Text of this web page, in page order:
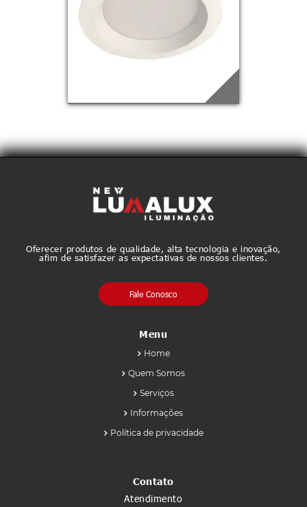
EDQ-77
Saiba mais
Oferecer produtos de qualidade, alta tecnologia e inovação,
afim de satisfazer as expectativas de nossos clientes.
Fale Conosco
Menu
Home
Quem Somos
Serviços
Informações
Política de privacidade
Contato
Atendimento